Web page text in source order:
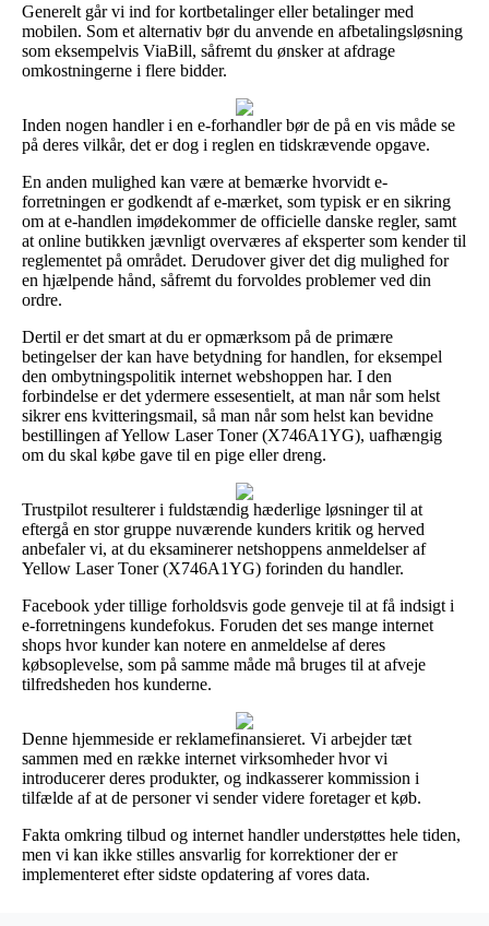
Generelt går vi ind for kortbetalinger eller betalinger med
mobilen. Som et alternativ bør du anvende en afbetalingsløsning
som eksempelvis ViaBill, såfremt du ønsker at afdrage
omkostningerne i flere bidder.
Inden nogen handler i en e-forhandler bør de på en vis måde se
på deres vilkår, det er dog i reglen en tidskrævende opgave.
En anden mulighed kan være at bemærke hvorvidt e-
forretningen er godkendt af e-mærket, som typisk er en sikring
om at e-handlen imødekommer de officielle danske regler, samt
at online butikken jævnligt overværes af eksperter som kender til
reglementet på området. Derudover giver det dig mulighed for
en hjælpende hånd, såfremt du forvoldes problemer ved din
ordre.
Dertil er det smart at du er opmærksom på de primære
betingelser der kan have betydning for handlen, for eksempel
den ombytningspolitik internet webshoppen har. I den
forbindelse er det ydermere essesentielt, at man når som helst
sikrer ens kvitteringsmail, så man når som helst kan bevidne
bestillingen af Yellow Laser Toner (X746A1YG), uafhængig
om du skal købe gave til en pige eller dreng.
Trustpilot resulterer i fuldstændig hæderlige løsninger til at
eftergå en stor gruppe nuværende kunders kritik og herved
anbefaler vi, at du eksaminerer netshoppens anmeldelser af
Yellow Laser Toner (X746A1YG) forinden du handler.
Facebook yder tillige forholdsvis gode genveje til at få indsigt i
e-forretningens kundefokus. Foruden det ses mange internet
shops hvor kunder kan notere en anmeldelse af deres
købsoplevelse, som på samme måde må bruges til at afveje
tilfredsheden hos kunderne.
Denne hjemmeside er reklamefinansieret. Vi arbejder tæt
sammen med en række internet virksomheder hvor vi
introducerer deres produkter, og indkasserer kommission i
tilfælde af at de personer vi sender videre foretager et køb.
Fakta omkring tilbud og internet handler understøttes hele tiden,
men vi kan ikke stilles ansvarlig for korrektioner der er
implementeret efter sidste opdatering af vores data.